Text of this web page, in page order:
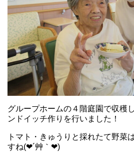
グループホームの４階庭園で収穫
ンドイッチ作りを行いました！
トマト・きゅうりと採れたて野菜
すね(❤´艸｀❤)